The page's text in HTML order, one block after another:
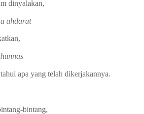
dinyalakan,
ahdarat
apa yang telah dikerjakannya.
bintang,